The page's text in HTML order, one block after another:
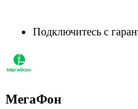
Подключитесь с
МегаФон